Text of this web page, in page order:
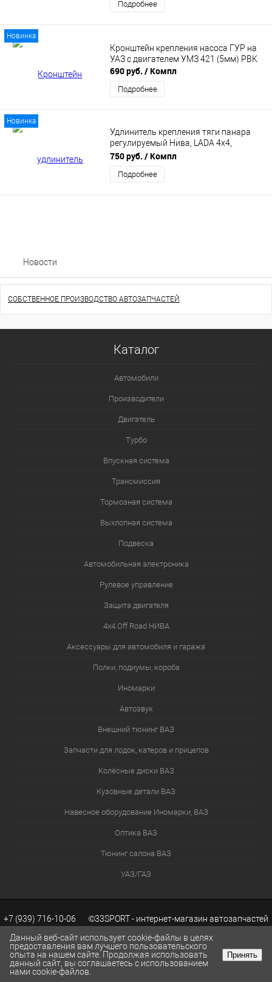
Подробнее
Новинка
Кронштейн крепления насоса ГУР на
УАЗ с двигателем УМЗ 421 (5мм) PBK
690 руб. / Компл
Подробнее
Новинка
Удлинитель крепления тяги панара
регулируемый Нива, LADA 4x4,
Chevrolet Niva под лифт +50 мм PBK
750 руб. / Компл
Подробнее
Новости
СОБСТВЕННОЕ ПРОИЗВОДСТВО АВТОЗАПЧАСТЕЙ
Каталог
Автомобили
Производители
Двигатель
Турбо
Впускная система
Трансмиссия
Тормозная система
Выхлопная система
Подвеска
Автомобильная электроника
Рулевое управление
Защита двигателя
4х4.Off Road НИВА
Аксессуары для автомобиля и гаража
Полки, подиумы, короба
Иномарки
Автозвук
Внешний тюнинг ВАЗ
Запчасти для лодок, катеров и прицепов
Колёсные диски ВАЗ
Кузовные детали ВАЗ
Навесное оборудование Иномарки, ВАЗ
Оптика ВАЗ
Тюнинг салона ВАЗ
УАЗ/ГАЗ
+7 (939) 716-10-06 ©33SPORT - интернет-магазин автозапчастей
ВАЗ. Каталог запчастей ВАЗ.Разработка сайтов KWEBEK.RU
КОРЗИНА 0
Данный веб-сайт использует cookie-файлы в целях
предоставления вам лучшего пользовательского
опыта на нашем сайте. Продолжая использовать
данный сайт, вы соглашаетесь с использованием
нами cookie-файлов.
Принять